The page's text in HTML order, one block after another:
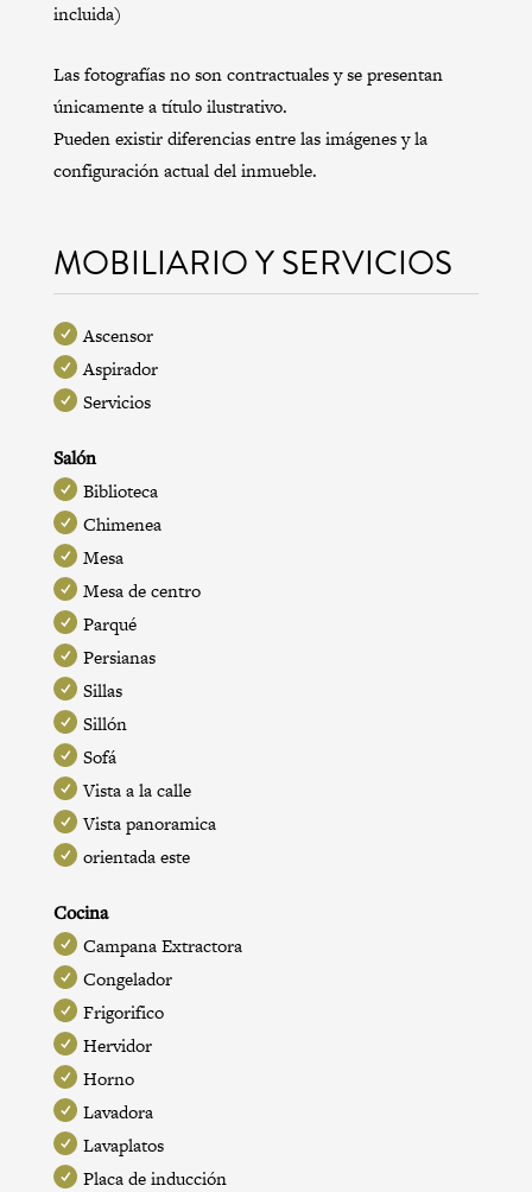
incluida)
Las fotografías no son contractuales y se presentan
únicamente a título ilustrativo.
Pueden existir diferencias entre las imágenes y la
configuración actual del inmueble.
MOBILIARIO Y SERVICIOS
Ascensor
Aspirador
Servicios
Salón
Biblioteca
Chimenea
Mesa
Mesa de centro
Parqué
Persianas
Sillas
Sillón
Sofá
Vista a la calle
Vista panoramica
orientada este
Cocina
Campana Extractora
Congelador
Frigorifico
Hervidor
Horno
Lavadora
Lavaplatos
Placa de inducción